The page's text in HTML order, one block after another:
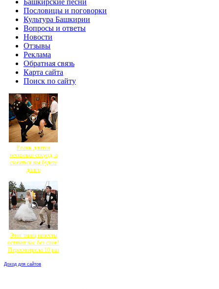
Башкирские песни
Пословицы и поговорки
Культура Башкирии
Вопросы и ответы
Новости
Отзывы
Реклама
Обратная связь
Карта сайта
Поиск по сайту
Ролик длится
несколько секунд, а
смеяться вы будете
долго
Этот танец невесты
оставит вас без слов!
Пересмотрела 10 раз
Доход для сайтов